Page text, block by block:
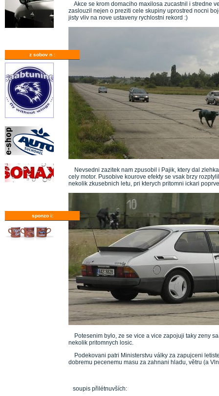
z sobov n :
sponzo i:
Akce se krom domaciho maxilosa zucastnil i stredne
zaslouzil nejen o preziti cele skupiny uprostred nocni
jisty vliv na nove ustaveny rychlostni rekord :)
Nevsedni zazitek nam zpusobil i Pajik, ktery dal
cely motor. Pusobive kourove efekty se vsak brzy
nekolik zkusebnich letu, pri kterych pritomni ickari
Potesenim bylo, ze se vice a vice zapojuji taky zeny
nekolik pritomnych losic.
Podekovani patri Ministerstvu války za zapujceni
dobremu pecenemu masu za zahnani hladu, větru (a
soupis přilétnuvších: